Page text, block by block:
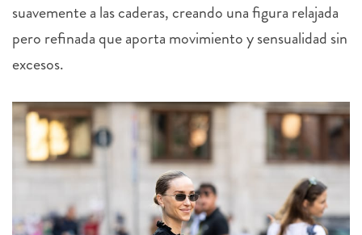
suavemente a las caderas, creando una figura relajada
pero refinada que aporta movimiento y sensualidad sin
excesos.